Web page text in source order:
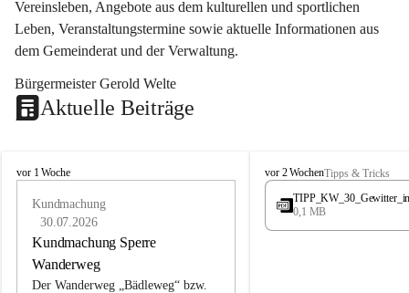
Vereinsleben, Angebote aus dem kulturellen und sportlichen
Leben, Veranstaltungstermine sowie aktuelle Informationen aus
dem Gemeinderat und der Verwaltung.
Bürgermeister Gerold Welte
Aktuelle Beiträge
L
vor 1 Woche
Kundmachung
30.07.2026
Kundmachung Sperre
Wanderweg
Der Wanderweg „Bädleweg“ bzw.
L
a
e
vor 2 WochenTipps & Tricks
0,1 MB